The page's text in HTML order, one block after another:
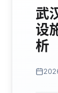
武
设
析